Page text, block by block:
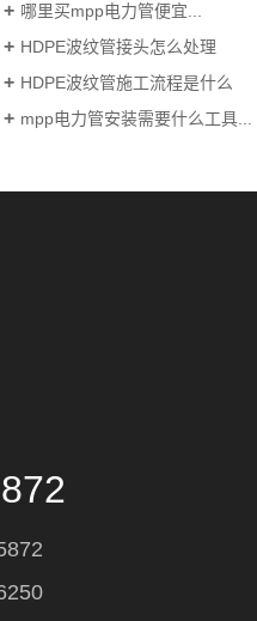
哪里买mpp电力管便宜...
HDPE波纹管接头怎么处理
HDPE波纹管施工流程是什么
mpp电力管安装需要什么工具...